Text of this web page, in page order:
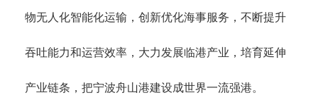
物无人化智能化运输，创新优化海事服务，不断提升
吞吐能力和运营效率，大力发展临港产业，培育延伸
产业链条，把宁波舟山港建设成世界一流强港。